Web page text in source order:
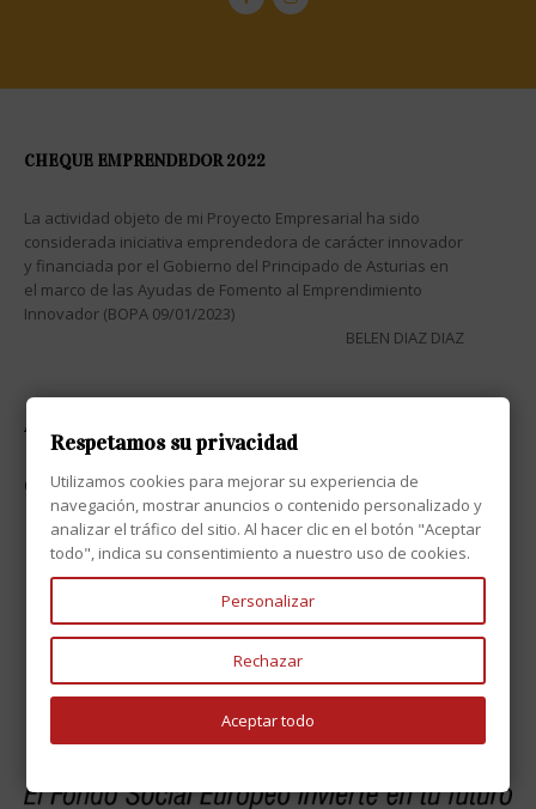
CHEQUE EMPRENDEDOR 2022
La actividad objeto de mi Proyecto Empresarial ha sido
considerada iniciativa emprendedora de carácter innovador
y financiada por el Gobierno del Principado de Asturias en
el marco de las Ayudas de Fomento al Emprendimiento
Innovador (BOPA 09/01/2023)
BELEN DIAZ DIAZ
ATENCIÓN AL CLIENTE
CONTACTO
Respetamos su privacidad
Utilizamos cookies para mejorar su experiencia de
navegación, mostrar anuncios o contenido personalizado y
analizar el tráfico del sitio. Al hacer clic en el botón "Aceptar
todo", indica su consentimiento a nuestro uso de cookies.
Personalizar
Rechazar
Aceptar todo